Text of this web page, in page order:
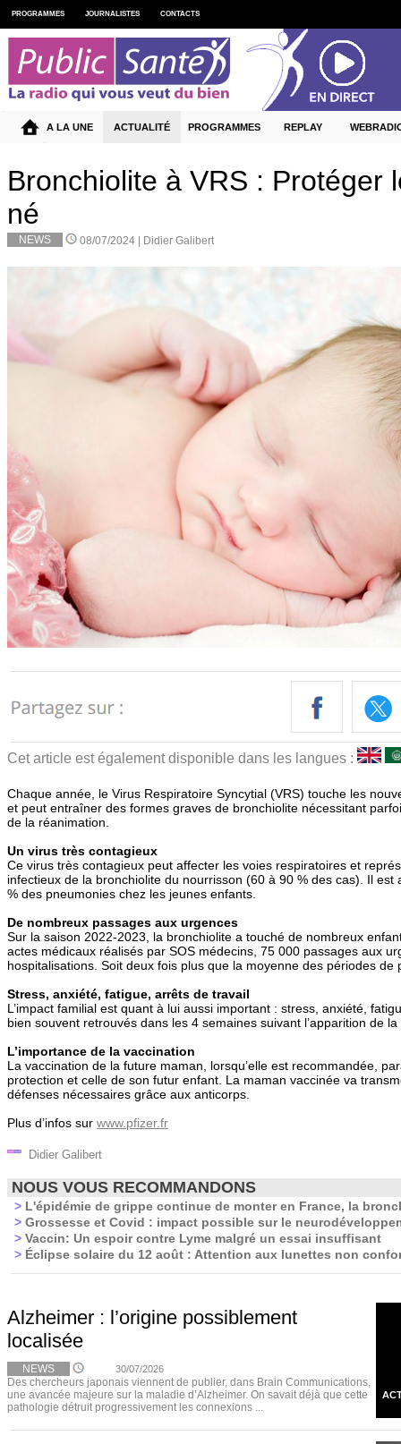
Bronchiolite à VRS : Protéger
né
NEWS 08/07/2024 | Didier Galibert
Cet article est également disponible dans les langues :
Chaque année, le Virus Respiratoire Syncytial (VRS) touche les
et peut entraîner des formes graves de bronchiolite nécessitant
de la réanimation.
Un virus très contagieux
Ce virus très contagieux peut affecter les voies respiratoires et
infectieux de la bronchiolite du nourrisson (60 à 90 % des cas). Il est
% des pneumonies chez les jeunes enfants.
De nombreux passages aux urgences
Sur la saison 2022-2023, la bronchiolite a touché de nombreux
actes médicaux réalisés par SOS médecins, 75 000 passages aux
hospitalisations. Soit deux fois plus que la moyenne des périodes de
Stress, anxiété, fatigue, arrêts de travail
L’impact familial est quant à lui aussi important : stress, anxiété,
bien souvent retrouvés dans les 4 semaines suivant l’apparition de
L’importance de la vaccination
La vaccination de la future maman, lorsqu’elle est recommandée,
protection et celle de son futur enfant. La maman vaccinée va
défenses nécessaires grâce aux anticorps.
Plus d’infos sur www.pfizer.fr
Didier Galibert
NOUS VOUS RECOMMANDONS
> L'épidémie de grippe continue de monter en France, la
> Grossesse et Covid : impact possible sur le
> Vaccin: Un espoir contre Lyme malgré un essai insuffisant
> Éclipse solaire du 12 août : Attention aux lunettes non
Alzheimer : l’origine possiblement
localisée
NEWS 30/07/2026
Des chercheurs japonais viennent de publier, dans Brain Communications,
une avancée majeure sur la maladie d’Alzheimer. On savait déjà que cette
pathologie détruit progressivement les connexions ...
PROGRAMMES JOURNALISTES CONTACTS
A LA UNE ACTUALITÉ PROGRAMMES REPLAY